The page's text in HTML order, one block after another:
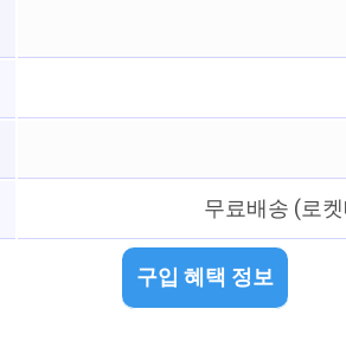
무료배송 (로
구입 혜택 정보